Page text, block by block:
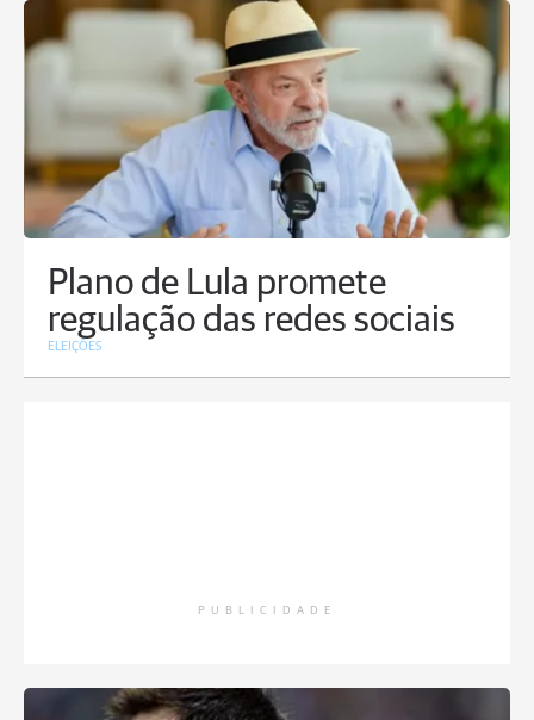
Plano de Lula promete
regulação das redes sociais
ELEIÇÕES
PUBLICIDADE